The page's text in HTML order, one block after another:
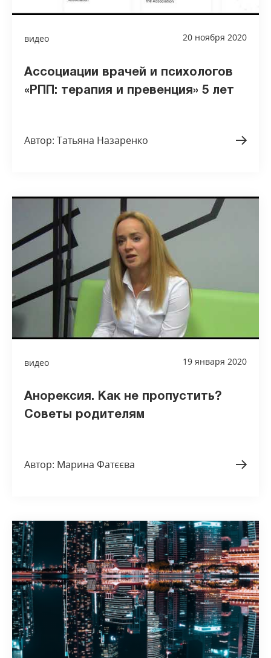
видео 20 ноября 2020
Ассоциации врачей и психологов
«РПП: терапия и превенция» 5 лет
Автор: Татьяна Назаренко
видео 19 января 2020
Анорексия. Как не пропустить?
Советы родителям
Автор: Марина Фатєєва